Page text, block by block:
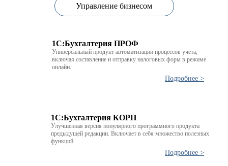
Управление бизнесом
1C:Бухгалтерия ПРОФ
Универсальный продукт автоматизации процессов учета,
включая составление и отправку налоговых форм в режиме
онлайн.
Подробнее >
1C:Бухгалтерия КОРП
Улучшенная версия популярного программного продукта
предыдущей редакции. Включает в себя множество полезных
функций.
Подробнее >